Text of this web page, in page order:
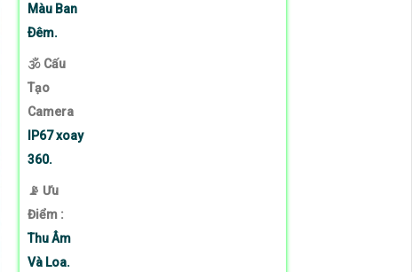
Màu Ban
Ðêm.
🕉️ Cấu
Tạo
Camera
IP67 xoay
360.
️📡 Ưu
Điểm :
Thu Âm
Và Loa.